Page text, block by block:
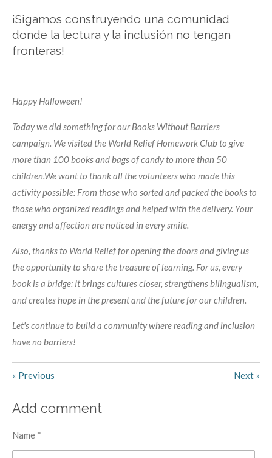
¡Sigamos construyendo una comunidad
donde la lectura y la inclusión no tengan
fronteras!
Happy Halloween!
Today we did something for our Books Without Barriers
campaign. We visited the World Relief Homework Club to give
more than 100 books and bags of candy to more than 50
children.We want to thank all the volunteers who made this
activity possible: From those who sorted and packed the books to
those who organized readings and helped with the delivery. Your
energy and affection are noticed in every smile.
Also, thanks to World Relief for opening the doors and giving us
the opportunity to share the treasure of learning. For us, every
book is a bridge: It brings cultures closer, strengthens bilingualism,
and creates hope in the present and the future for our children.
Let's continue to build a community where reading and inclusion
have no barriers!
« Previous Next »
Add comment
Name *